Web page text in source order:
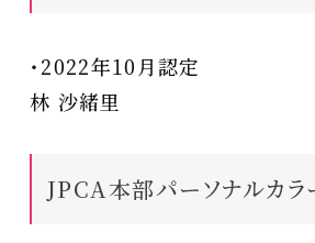
・2022年10月認定
林 沙緒里
JPCA本部パーソナルカラ